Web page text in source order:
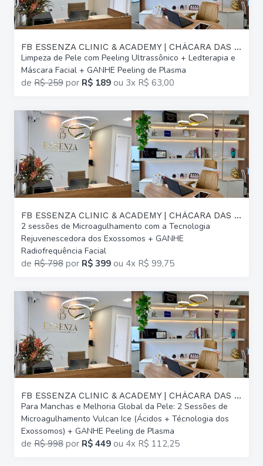
FB ESSENZA CLINIC & ACADEMY | CHÁCARA DAS PEDRAS
Limpeza de Pele com Peeling Ultrassônico + Ledterapia e
Máscara Facial + GANHE Peeling de Plasma
de R$ 259 por R$ 189 ou 3x R$ 63,00
FB ESSENZA CLINIC & ACADEMY | CHÁCARA DAS PEDRAS
2 sessões de Microagulhamento com a Tecnologia
Rejuvenescedora dos Exossomos + GANHE
Radiofrequência Facial
de R$ 798 por R$ 399 ou 4x R$ 99,75
FB ESSENZA CLINIC & ACADEMY | CHÁCARA DAS PEDRAS
Para Manchas e Melhoria Global da Pele: 2 Sessões de
Microagulhamento Vulcan Ice (Ácidos + Técnologia dos
Exossomos) + GANHE Peeling de Plasma
de R$ 998 por R$ 449 ou 4x R$ 112,25